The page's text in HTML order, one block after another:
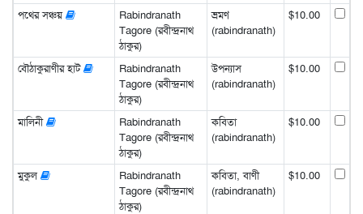
পথের সঞ্চয়
Rabindranath
Tagore (রবীন্দ্রনাথ
ঠাকুর)
ভ্রমণ
(rabindranath)
$10.00
বৌঠাকুরাণীর হাট
Rabindranath
Tagore (রবীন্দ্রনাথ
ঠাকুর)
উপন্যাস
(rabindranath)
$10.00
মালিনী
Rabindranath
Tagore (রবীন্দ্রনাথ
ঠাকুর)
কবিতা
(rabindranath)
$10.00
মুকুল
Rabindranath
Tagore (রবীন্দ্রনাথ
ঠাকুর)
কবিতা, বাণী
(rabindranath)
$10.00